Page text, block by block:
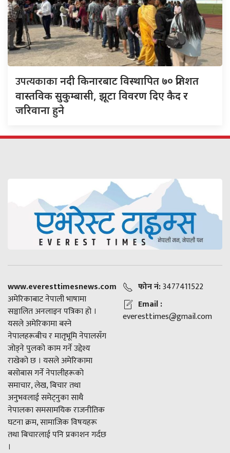
उपत्यकाकानदी किनारबाट विस्थापित ७० प्रतिशत
वास्तविक सुकुम्बासी, झूटा विवरण दिए कैद र
जरिवाना हुने
www.everesttimesnews.com
अमेरिकाबाट नेपाली भाषामा
सञ्चालित अनलाइन पत्रिका हो ।
यसले अमेरिकामा बस्ने
नेपालहरूबीच र मातृभूमि नेपालसँग
जोड्ने पुलको काम गर्ने उद्देश्य
राखेको छ । यसले अमेरिकामा
बसोबास गर्ने नेपालीहरूको
समाचार, लेख, बिचार तथा
अनुभवलाई समेट्नुका साथै
नेपालका समसामयिक राजनीतिक
घटना क्रम, सामाजिक विषयहरू
तथा बिचारलाई पनि प्रकाशन गर्दछ
।
फोन नं:3477411522
Email :
everesttimes@gmail.com